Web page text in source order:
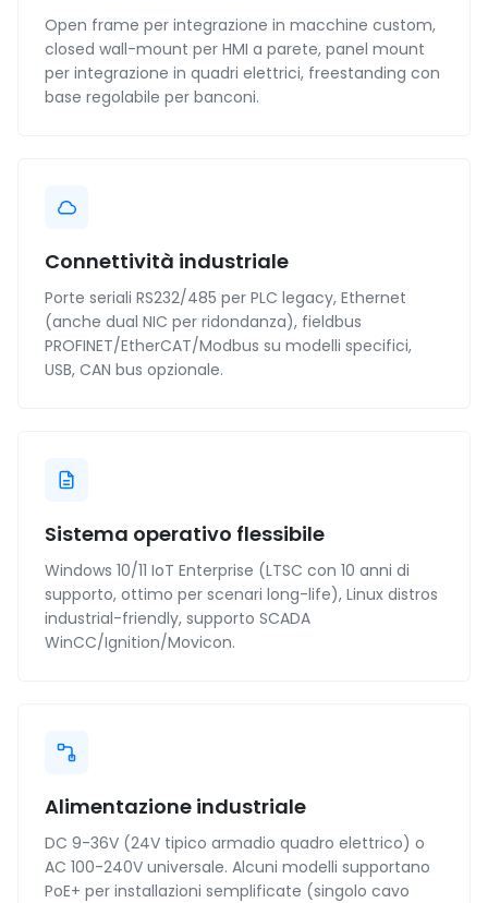
Open frame per integrazione in macchine custom,
closed wall-mount per HMI a parete, panel mount
per integrazione in quadri elettrici, freestanding con
base regolabile per banconi.
Connettività industriale
Porte seriali RS232/485 per PLC legacy, Ethernet
(anche dual NIC per ridondanza), fieldbus
PROFINET/EtherCAT/Modbus su modelli specifici,
USB, CAN bus opzionale.
Sistema operativo flessibile
Windows 10/11 IoT Enterprise (LTSC con 10 anni di
supporto, ottimo per scenari long-life), Linux distros
industrial-friendly, supporto SCADA
WinCC/Ignition/Movicon.
Alimentazione industriale
DC 9-36V (24V tipico armadio quadro elettrico) o
AC 100-240V universale. Alcuni modelli supportano
PoE+ per installazioni semplificate (singolo cavo